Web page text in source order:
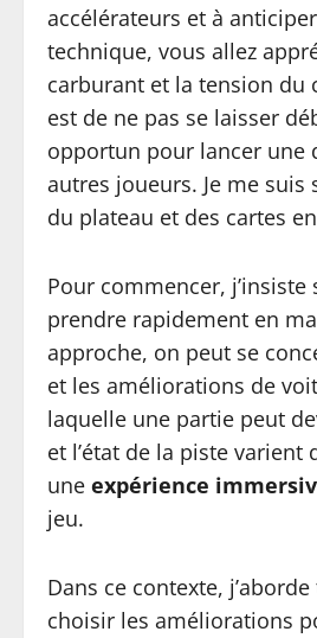
accélérateurs et à
technique, vous allez
carburant et la tension du
est de ne pas se laisser
opportun pour lancer une
autres joueurs. Je me
du plateau et des cartes
Pour commencer,
prendre rapidement en
approche, on peut se
et les améliorations de
laquelle une partie peut
et l’état de la piste
une expérience
jeu.
Dans ce contexte,
choisir les améliorations